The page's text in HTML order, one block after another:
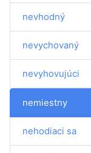
nevhodný
nevychovaný
nevyhovujúci
nemiestny
nehodiaci sa